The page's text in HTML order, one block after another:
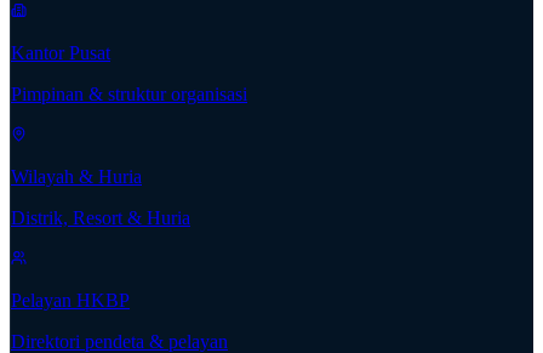
Kantor Pusat
Pimpinan & struktur organisasi
Wilayah & Huria
Distrik, Resort & Huria
Pelayan HKBP
Direktori pendeta & pelayan